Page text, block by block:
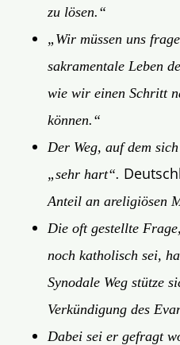
zu lösen.“
„Wir müssen uns
sakramentale Leben
wie wir einen Schritt
können.“
Der Weg, auf dem
„sehr hart“.
Anteil an areligiösen
Die oft gestellte
noch katholisch sei,
Synodale Weg stütze
Verkündigung des
Dabei sei er gefragt